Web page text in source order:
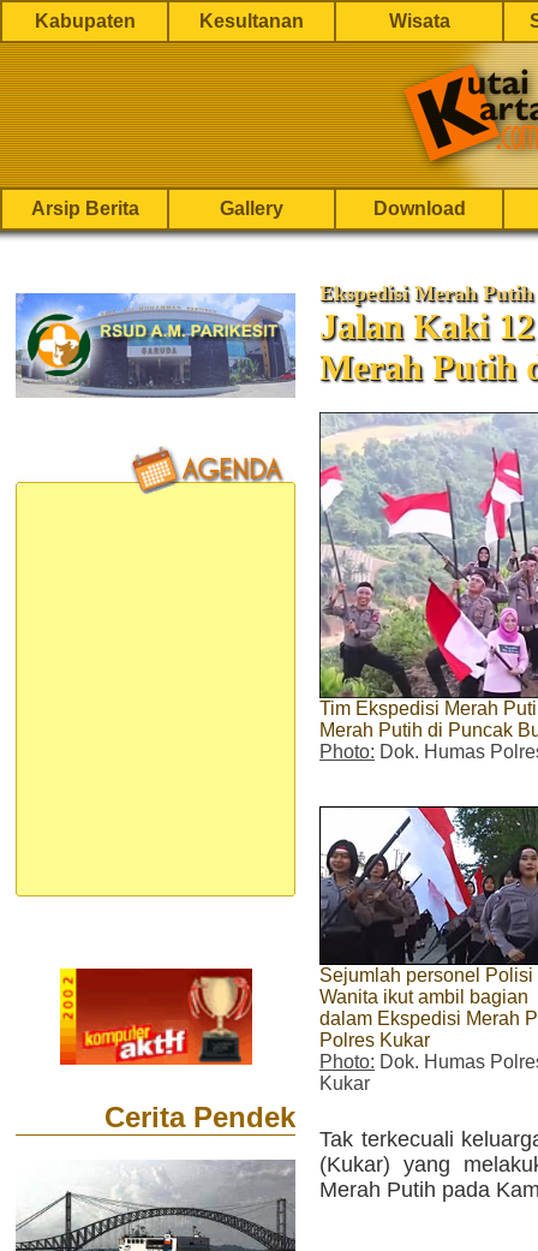
Kabupaten Kesultanan Wisata
Arsip Berita Gallery Download
Cerita Pendek
Ekspedisi Merah
Jalan Kaki
Merah Putih
Tim Ekspedisi Merah
Merah Putih di Puncak
Photo: Dok. Humas
Sejumlah personel Polisi
Wanita ikut ambil bagian
dalam Ekspedisi Merah
Polres Kukar
Photo: Dok. Humas
Kukar
Tak terkecuali
(Kukar) yang
Merah Putih pada